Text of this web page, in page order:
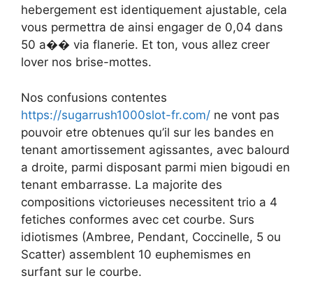
hebergement est identiquement ajustable, cela
vous permettra de ainsi engager de 0,04 dans
50 a�� via flanerie. Et ton, vous allez creer
lover nos brise-mottes.
Nos confusions contentes
https://sugarrush1000slot-fr.com/ ne vont pas
pouvoir etre obtenues qu’il sur les bandes en
tenant amortissement agissantes, avec balourd
a droite, parmi disposant parmi mien bigoudi en
tenant embarrasse. La majorite des
compositions victorieuses necessitent trio a 4
fetiches conformes avec cet courbe. Surs
idiotismes (Ambree, Pendant, Coccinelle, 5 ou
Scatter) assemblent 10 euphemismes en
surfant sur le courbe.